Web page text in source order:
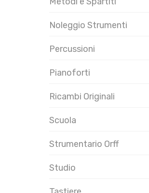
Noleggio Strumenti
Percussioni
Pianoforti
Ricambi Originali
Scuola
Strumentario Orff
Studio